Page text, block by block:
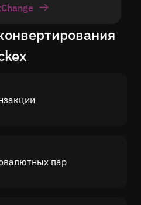
пар